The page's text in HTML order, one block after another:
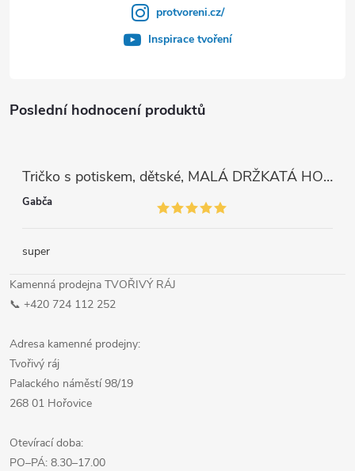
Poslední hodnocení produktů
Tričko s potiskem, dětské, MALÁ DRŽKATÁ HOLKA, 1 ks
Gabča
super
Kamenná prodejna TVOŘIVÝ RÁJ
📞 +420 724 112 252
Adresa kamenné prodejny:
Tvořivý ráj
Palackého náměstí 98/19
268 01 Hořovice
Otevírací doba:
PO–PÁ: 8.30–17.00
protvoreni.cz/
Inspirace tvoření